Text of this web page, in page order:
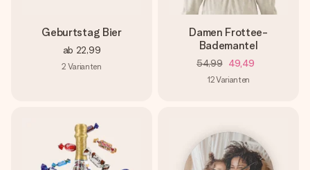
Geburtstag Bier
ab 22,99
2 Varianten
Damen Frottee-
Bademantel
54,99 49,49
12Varianten